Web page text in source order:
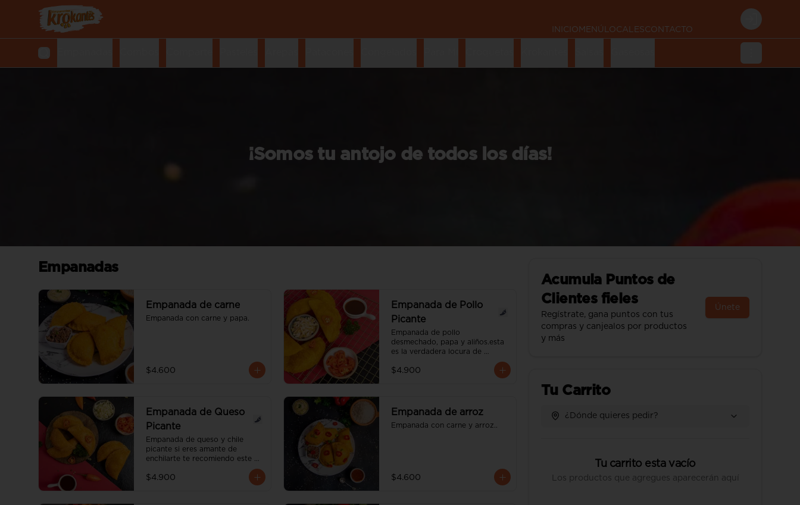
INICIO MENÚ LOCALESCONTACTO
Login
¡Somos tu antojo de todos los días!
Empanadas
Empanada de carne
Empanada con carne y papa.
$4.600
Empanada de Pollo
Picante
Empanada de pollo
desmechado, papa y aliños.esta
es la verdadera locura de
empanada, ese chile picante te
va encartar. el nivel de pique es
$4.900
Empanada de Queso
Picante
Empanada de queso y chile
picante si eres amante de
enchilarte te recomiendo este
encantar.el grado de picante es
$4.900
Empanada de arroz
Empanada con carne y arroz..
$4.600
Acumula Puntos de
Clientes fieles
Regístrate, gana puntos con tus
compras y canjealos por productos
y más
Únete
Tu Carrito
¿Dónde quieres pedir?
Tu carrito esta vacío
Los productos que agregues aparecerán aquí